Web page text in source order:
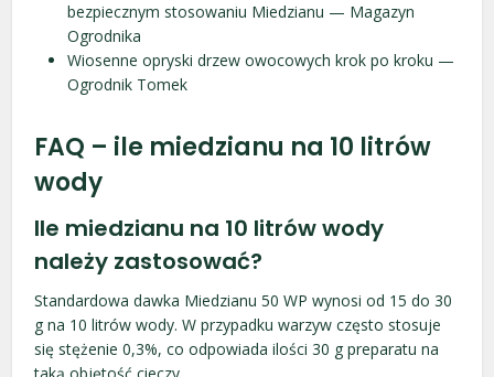
bezpiecznym stosowaniu Miedzianu — Magazyn
Ogrodnika
Wiosenne opryski drzew owocowych krok po kroku —
Ogrodnik Tomek
FAQ – ile miedzianu na 10 litrów
wody
Ile miedzianu na 10 litrów wody
należy zastosować?
Standardowa dawka Miedzianu 50 WP wynosi od 15 do 30
g na 10 litrów wody. W przypadku warzyw często stosuje
się stężenie 0,3%, co odpowiada ilości 30 g preparatu na